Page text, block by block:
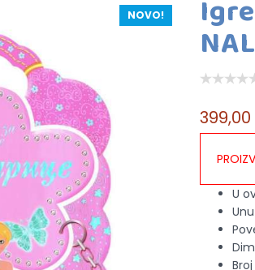
NOVO!
399,00
U